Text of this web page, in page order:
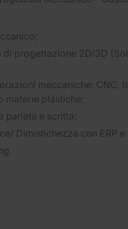
progettazione 2D/3D
meccaniche: CNC,
materie plastiche;
parlata e scritta;
Dimistichezza con ERP e